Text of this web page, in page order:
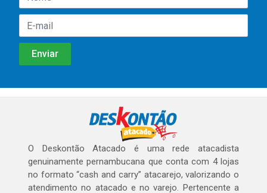
O Deskontão Atacado é uma rede atacadista
genuinamente pernambucana que conta com 4 lojas
no formato “cash and carry” atacarejo, valorizando o
atendimento no atacado e no varejo. Pertencente a